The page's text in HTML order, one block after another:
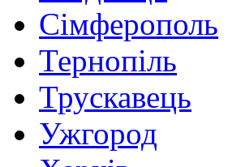
Сімферополь
Тернопіль
Трускавець
Ужгород